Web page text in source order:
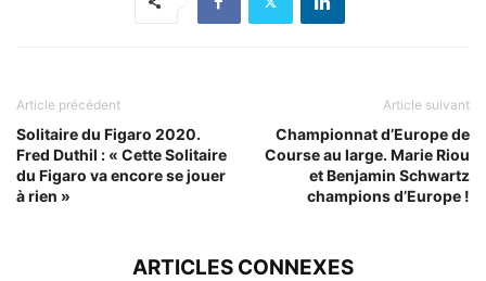
Article précédent
Solitaire du Figaro 2020.
Fred Duthil : « Cette Solitaire
du Figaro va encore se jouer
à rien »
Article suivant
Championnat d’Europe de
Course au large. Marie Riou
et Benjamin Schwartz
champions d’Europe !
ARTICLES CONNEXES